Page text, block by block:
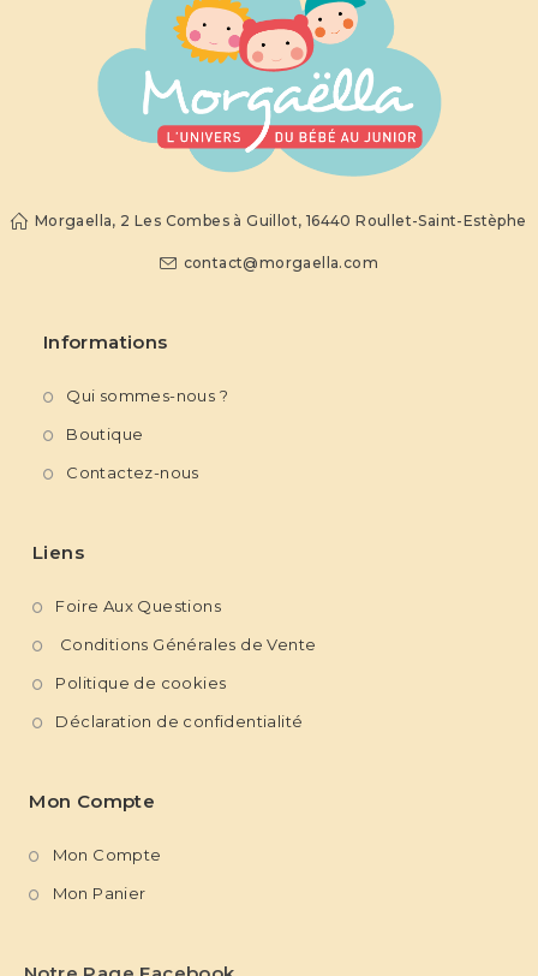
Morgaella, 2 Les Combes à Guillot, 16440 Roullet-Saint-Estèphe
contact@morgaella.com
Informations
Qui sommes-nous ?
Boutique
Contactez-nous
Liens
Foire Aux Questions
Conditions Générales de Vente
Politique de cookies
Déclaration de confidentialité
Mon Compte
Mon Compte
Mon Panier